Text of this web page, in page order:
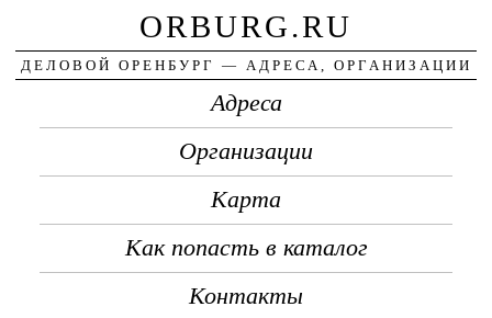
ORBURG.RU
ДЕЛОВОЙ ОРЕНБУРГ — АДРЕСА, ОРГАНИЗАЦИИ
Адреса
Организации
Карта
Как попасть в каталог
Контакты